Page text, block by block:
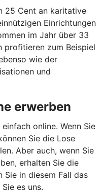
25 Cent an karitative
Einrichtungen
im Jahr über 33
profitieren zum Beispiel
wie der
und
erwerben
online. Wenn Sie
Sie die Lose
Aber auch, wenn Sie
erhalten Sie die
Sie in diesem Fall das
es uns.